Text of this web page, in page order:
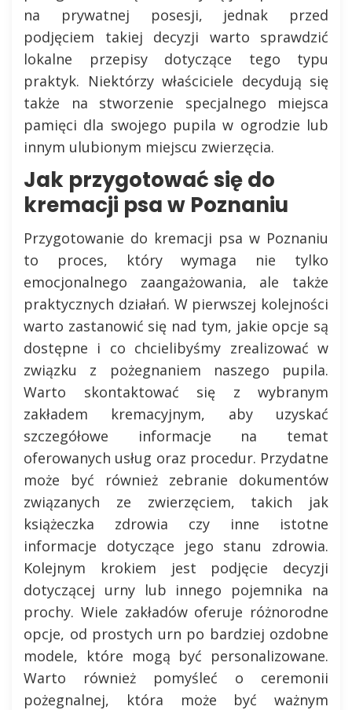
na prywatnej posesji, jednak przed
podjęciem takiej decyzji warto sprawdzić
lokalne przepisy dotyczące tego typu
praktyk. Niektórzy właściciele decydują się
także na stworzenie specjalnego miejsca
pamięci dla swojego pupila w ogrodzie lub
innym ulubionym miejscu zwierzęcia.
Jak przygotować się do
kremacji psa w Poznaniu
Przygotowanie do kremacji psa w Poznaniu
to proces, który wymaga nie tylko
emocjonalnego zaangażowania, ale także
praktycznych działań. W pierwszej kolejności
warto zastanowić się nad tym, jakie opcje są
dostępne i co chcielibyśmy zrealizować w
związku z pożegnaniem naszego pupila.
Warto skontaktować się z wybranym
zakładem kremacyjnym, aby uzyskać
szczegółowe informacje na temat
oferowanych usług oraz procedur. Przydatne
może być również zebranie dokumentów
związanych ze zwierzęciem, takich jak
książeczka zdrowia czy inne istotne
informacje dotyczące jego stanu zdrowia.
Kolejnym krokiem jest podjęcie decyzji
dotyczącej urny lub innego pojemnika na
prochy. Wiele zakładów oferuje różnorodne
opcje, od prostych urn po bardziej ozdobne
modele, które mogą być personalizowane.
Warto również pomyśleć o ceremonii
pożegnalnej, która może być ważnym